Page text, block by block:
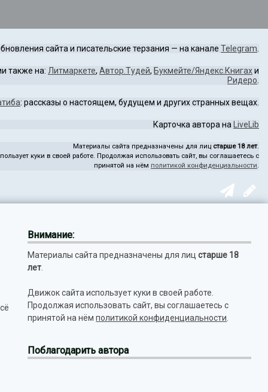
сайта и писательские терзания — на канале Telegram
также на: Литмаркете, Автор.Тудей, Букмейте/Яндекс.Книгахи
Ридеро
: рассказы о настоящем, будущем и других странных вещах.
Карточка автора на LiveLib
Материалы сайта предназначены для лиц старше 18 лет.
куки в своей работе. Продолжая использовать сайт, вы соглашаетесь с
принятой на нём политикой конфиденциальности.
Внимание:
Материалы сайта предназначены для лицстарше 18
лет
Движок сайта использует куки в своей работе.
Продолжая использовать сайт, вы соглашаетесь с
принятой на нёмполитикой конфиденциальности
Поблагодарить автора